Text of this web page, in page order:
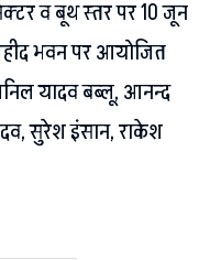
व बूथ स्तर पर 10 जून
भवन पर आयोजित
यादव बब्लू, आनन्द
सुरेश इंसान, राकेश